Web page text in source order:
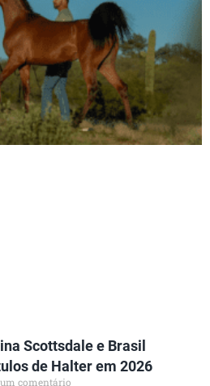
Scottsdale e Brasil
de Halter em 2026
comentário